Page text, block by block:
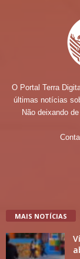
O Portal Terra
últimas notícias
Não deixando
MAIS NOTÍCIAS